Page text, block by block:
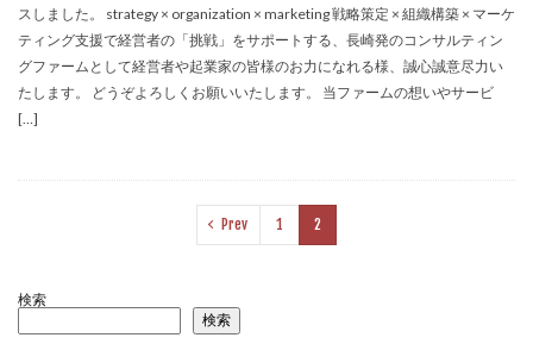
スしました。 strategy × organization × marketing 戦略策定 × 組織構築 × マーケ
ティング支援で経営者の「挑戦」をサポートする、長崎発のコンサルティン
グファームとして経営者や起業家の皆様のお力になれる様、誠心誠意尽力い
たします。 どうぞよろしくお願いいたします。 当ファームの想いやサービ
[…]
Prev 1 2
検索
検索